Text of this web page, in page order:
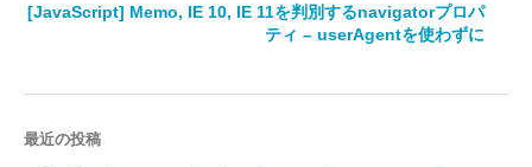
[JavaScript] Memo, IE 10, IE 11を判別するnavigatorプロパ
ティ – userAgentを使わずに
最近の投稿